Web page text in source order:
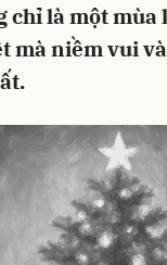
là một mùa
mà niềm vui